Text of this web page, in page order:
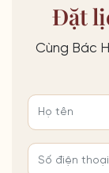
Đặt
Cùng Bác